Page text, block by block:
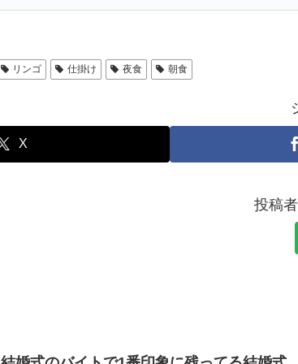
リンゴ 仕掛け 夜食 朝食
X
投稿